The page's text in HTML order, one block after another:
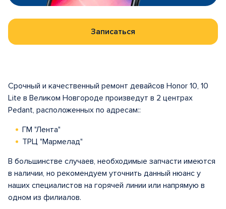
Записаться
Срочный и качественный ремонт девайсов Honor 10, 10
Lite в Великом Новгороде произведут в 2 центрах
Pedant, расположенных по адресам::
ГМ "Лента"
ТРЦ "Мармелад"
В большинстве случаев, необходимые запчасти имеются
в наличии, но рекомендуем уточнить данный нюанс у
наших специалистов на горячей линии или напрямую в
одном из филиалов.